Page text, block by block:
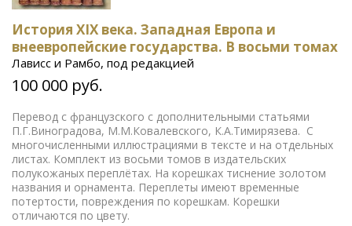
История XIX века. Западная Европа и
внеевропейские государства. В восьми томах
Лависс и Рамбо, под редакцией
100 000 руб.
Перевод с французского с дополнительными статьями
П.Г.Виноградова, М.М.Ковалевского, К.А.Тимирязева. С
многочисленными иллюстрациями в тексте и на отдельных
листах. Комплект из восьми томов в издательских
полукожаных переплётах. На корешках тиснение золотом
названия и орнамента. Переплеты имеют временные
потертости, повреждения по корешкам. Корешки
отличаются по цвету.